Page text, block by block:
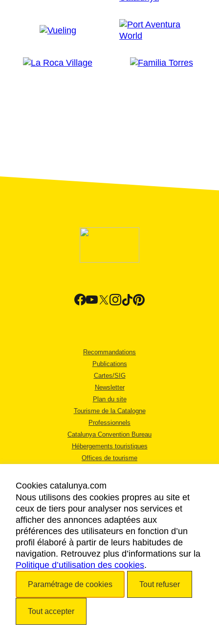
Recommandations
Publications
Cartes/SIG
Newsletter
Plan du site
Tourisme de la Catalogne
Professionnels
Catalunya Convention Bureau
Hébergements touristiques
Offices de tourisme
MENTIONS LÉGALES
RÈGLES DE CONFIDENTIALITÉ
COOKIES
ACCESSIBILITÉ
Cookies catalunya.com
Nous utilisons des cookies propres au site et
ceux de tiers pour analyser nos services et
afficher des annonces adaptées aux
préférences des utilisateurs en fonction d’un
profil élaboré à partir de leurs habitudes de
navigation. Retrouvez plus d’informations sur la
Politique d’utilisation des cookies.
Paramétrage de cookies Tout refuser
Tout accepter